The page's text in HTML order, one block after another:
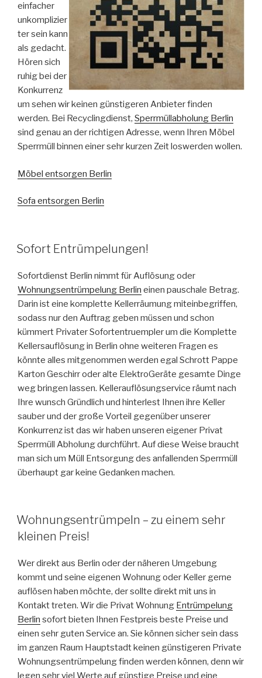
einfacher
unkomplizier
ter sein kann
als gedacht.
Hören sich
ruhig bei der
Konkurrenz
um sehen wir keinen günstigeren Anbieter finden
werden. Bei Recyclingdienst, Sperrmüllabholung Berlin
sind genau an der richtigen Adresse, wenn Ihren Möbel
Sperrmüll binnen einer sehr kurzen Zeit loswerden wollen.
Möbel entsorgen Berlin
Sofa entsorgen Berlin
VERÖFFENTLICHT
AM
Sofort Entrümpelungen!
Sofortdienst Berlin nimmt für Auflösung oder
Wohnungsentrümpelung Berlin einen pauschale Betrag.
Darin ist eine komplette Kellerräumung miteinbegriffen,
sodass nur den Auftrag geben müssen und schon
kümmert Privater Sofortentruempler um die Komplette
Kellersauflösung in Berlin ohne weiteren Fragen es
könnte alles mitgenommen werden egal Schrott Pappe
Karton Geschirr oder alte ElektroGeräte gesamte Dinge
weg bringen lassen. Kellerauflösungservice räumt nach
Ihre wunsch Gründlich und hinterlest Ihnen ihre Keller
sauber und der große Vorteil gegenüber unserer
Konkurrenz ist das wir haben unseren eigener Privat
Sperrmüll Abholung durchführt. Auf diese Weise braucht
man sich um Müll Entsorgung des anfallenden Sperrmüll
überhaupt gar keine Gedanken machen.
VERÖFFENTLICHT
AM
Wohnungsentrümpeln – zu einem sehr
kleinen Preis!
Wer direkt aus Berlin oder der näheren Umgebung
kommt und seine eigenen Wohnung oder Keller gerne
auflösen haben möchte, der sollte direkt mit uns in
Kontakt treten. Wir die Privat Wohnung Entrümpelung
Berlin sofort bieten Ihnen Festpreis beste Preise und
einen sehr guten Service an. Sie können sicher sein dass
im ganzen Raum Hauptstadt keinen günstigeren Private
Wohnungsentrümpelung finden werden können, denn wir
legen sehr viel Werte auf günstige Preise und eine